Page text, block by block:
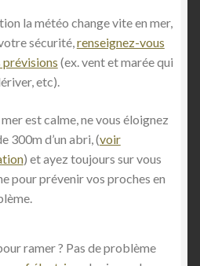
la météo change vite en mer,
sécurité,renseignez-vous
prévisions (ex. vent et marée qui
etc).
est calme, ne vous éloignez
300m d’un abri, (voir
) et ayez toujours sur vous
pour prévenir vos proches en
ramer ? Pas de problème